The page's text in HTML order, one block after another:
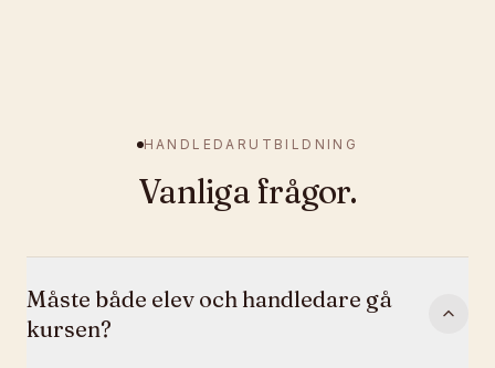
HANDLEDARUTBILDNING
Vanliga frågor.
Måste både elev och handledare gå
kursen?